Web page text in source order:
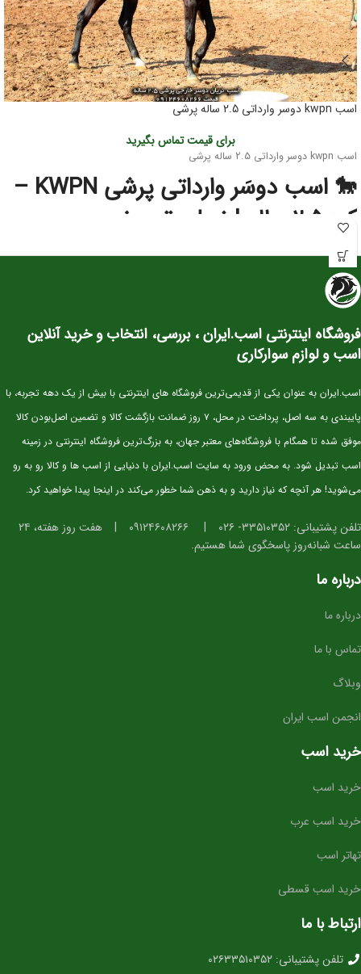
اسب kwpn دوسر وارداتی 2.5 ساله پرشی
برای قیمت تماس بگیرید
اسب kwpn دوسر وارداتی 2.5 ساله پرشی
🐎 اسب دوسَر وارداتی پرشی KWPN –
کره ۲.۵ ساله | نسل‌برتر مخصوص
آینده‌سازان پرش
این کره دوسَر وارداتی
پرورش‌دهندگانی است که به‌دنبال اسبی با
کره‌های این نژاد از همان سنین کم، قدرت، هوش و تعادل فوق‌العاده‌ای نشان می‌دهند.
⭐ مشخصات کلی
سن:۲.۵ سال
نژاد:KWPN اصیل (خط خونی معتبر و قابل استعلام)
کاربری آتی: پرش، مسابقات جوان‌ها، تربیت پایه
وضعیت:وارداتی، دوسَر (پدر و مادر خارجی)، سلامت کامل
خلق‌وخو:آرام، باهوش، اجتماعی و آموزش‌پذیر
⭐ ویژگی‌های فیزیکی و عملکردی
استخوان‌بندی قوی و مناسب برای کار پرشی
دست و پای خشک و تمیز، آماده ورود به مراحل آموزشی
تمرکز بالا و واکنش سریع در محیط‌های جدید
ساختار بدنی استاندارد برای پرورش به سطح حرفه‌ای
⭐ مناسب برای چه افرادی؟
باشگاه‌ها و مربیانی که قصد تربیت کره‌های حرفه‌ای دارند
مزرعه‌های پرورش اسب برای اضافه کردن خط‌خون برتر
فروشگاه اینترنتی اسب.ایران ، بررسی، انتخاب و خرید آنلاین
اسب و لوازم سوارکاری
اسب.ایران به عنوان یکی از قدیمی‌ترین فروشگاه های اینترنتی با بیش از یک دهه تجربه، با
پایبندی به سه اصل، پرداخت در محل، ۷ روز ضمانت بازگشت کالا و تضمین اصل‌بودن کالا
موفق شده تا همگام با فروشگاه‌های معتبر جهان، به بزرگ‌ترین فروشگاه اینترنتی در زمینه
اسب تبدیل شود. به محض ورود به سایت اسب.ایران با دنیایی از اسب ها و کالا رو به رو
می‌شوید! هر آنچه که نیاز دارید و به ذهن شما خطور می‌کند در اینجا پیدا خواهید کرد.
تلفن پشتیبانی: ۳۳۵۱۰۳۵۲- ۰۲۶ |
|
هفت روز هفته، ۲۴
ساعت شبانه‌روز پاسخگوی شما هستیم.
درباره ما
درباره ما
تماس با ما
وبلاگ
انجمن اسب ایران
خرید اسب
خرید اسب
خرید اسب عرب
تهاتر اسب
خرید اسب قسطی
ارتباط با ما
تلفن پشتیبانی: ۰۲۶۳۳۵۱۰۳۵۲